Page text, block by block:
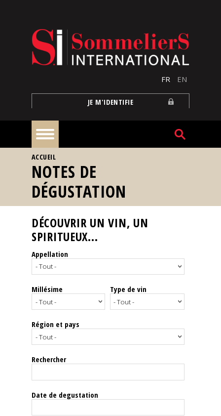
FR EN
JE M'IDENTIFIE
À
la
une
Reportages
Nos
Spiritueux
Notes
dégustation
Le
magazine
VOUS ÊTES ICI
ACCUEIL
NOTES DE
DÉGUSTATION
DÉCOUVRIR UN VIN, UN
SPIRITUEUX...
Appellation
Millésime Type de vin
Région et pays
Rechercher
Date de degustation